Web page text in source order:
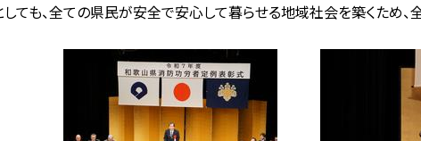
しても、全ての県民が安全で安心して暮らせる地域社会を築くため、